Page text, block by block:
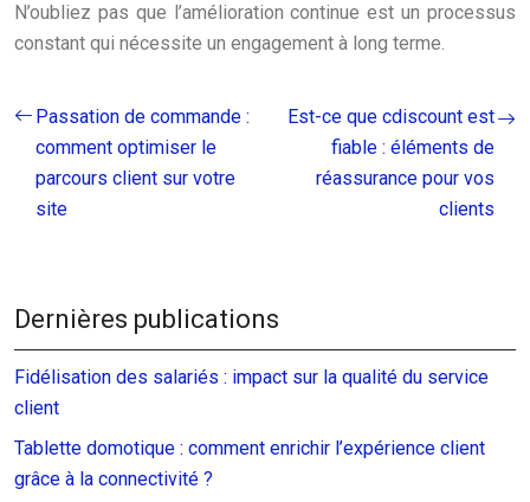
N’oubliez pas que l’amélioration continue est un processus
constant qui nécessite un engagement à long terme.
Passation de commande :
comment optimiser le
parcours client sur votre
site
Est-ce que cdiscount est
fiable : éléments de
réassurance pour vos
clients
Dernières publications
Fidélisation des salariés : impact sur la qualité du service
client
Tablette domotique : comment enrichir l’expérience client
grâce à la connectivité ?